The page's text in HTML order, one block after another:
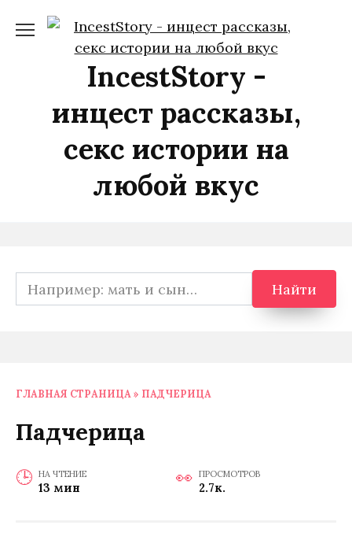
содержанию
IncestStory -
инцест рассказы,
секс истории на
любой вкус
Search
for:
Найти
ГЛАВНАЯ СТРАНИЦА » ПАДЧЕРИЦА
Падчерица
НА ЧТЕНИЕ
13 мин
ПРОСМОТРОВ
2.7к.